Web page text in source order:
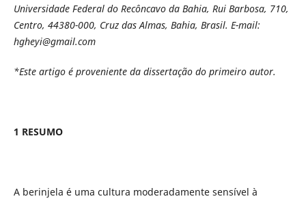
Universidade Federal do Recôncavo da Bahia, Rui Barbosa, 710,
Centro, 44380-000, Cruz das Almas, Bahia, Brasil. E-mail:
hgheyi@gmail.com
*Este artigo é proveniente da dissertação do primeiro autor.
1 RESUMO
A berinjela é uma cultura moderadamente sensível à